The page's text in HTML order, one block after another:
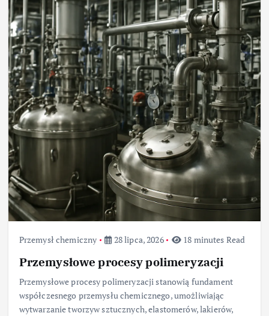
Przemysł chemiczny 28 lipca, 2026 18 minutes Read
Przemysłowe procesy polimeryzacji
Przemysłowe procesy polimeryzacji stanowią fundament
współczesnego przemysłu chemicznego, umożliwiając
wytwarzanie tworzyw sztucznych, elastomerów, lakierów,